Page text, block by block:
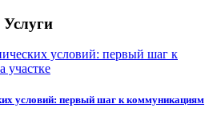
условий: первый шаг к коммуникациям